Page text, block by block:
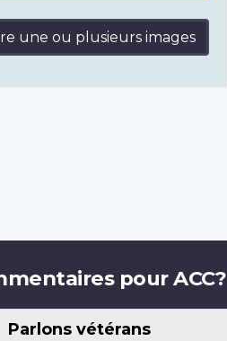
une ou plusieurs images
pour ACC?
Parlons vétérans